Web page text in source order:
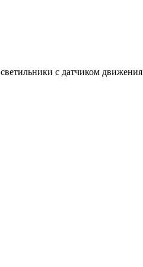
с датчиком движения